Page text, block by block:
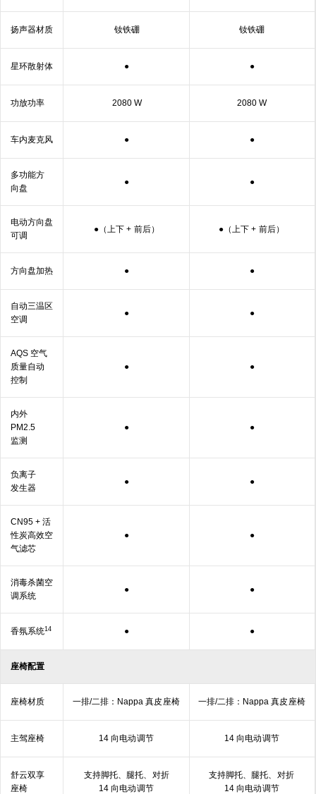
扬声器材质 钕铁硼 钕铁硼
星环散射体 ● ●
功放功率 2080 W 2080 W
车内麦克风 ● ●
多功能方
向盘
● ●
电动方向盘
可⁠调
●（上下 + 前后） ●（上下 + 前后）
方向盘加热 ● ●
自动三温区
空调
● ●
AQS 空气
质量自动
控制
● ●
内外
PM2.5
监测
● ●
负离子
发生器
● ●
CN95 + 活
性炭高效空
气滤芯
● ●
消毒杀菌空
调 系统
● ●
香氛系统14 ● ●
座椅配置
座椅材质 一排/二排：Nappa 真皮 座椅 一排/二排：Nappa 真皮 座椅
主驾座椅 14 向电动调节 14 向电动调节
舒云双享
座椅
支持脚托、腿托、 对折
14 向电动调节
支持脚托、腿托、 对折
14 向电动调节